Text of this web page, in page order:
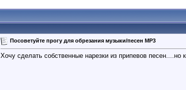
Посоветуйте прогу для обрезания музыки/песен MP3
Хочу сделать собственные нарезки из припевов